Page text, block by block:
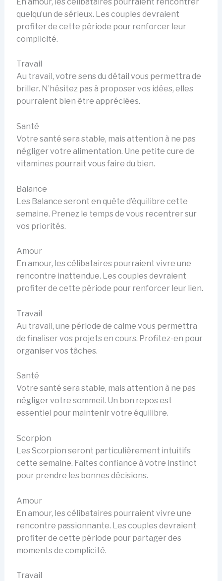
quelqu’un de sérieux. Les couples devraient
profiter de cette période pour renforcer leur
complicité.
Travail
Au travail, votre sens du détail vous permettra de
briller. N’hésitez pas à proposer vos idées, elles
pourraient bien être appréciées.
Santé
Votre santé sera stable, mais attention à ne pas
négliger votre alimentation. Une petite cure de
vitamines pourrait vous faire du bien.
Balance
Les Balance seront en quête d’équilibre cette
semaine. Prenez le temps de vous recentrer sur
vos priorités.
Amour
En amour, les célibataires pourraient vivre une
rencontre inattendue. Les couples devraient
profiter de cette période pour renforcer leur lien.
Travail
Au travail, une période de calme vous permettra
de finaliser vos projets en cours. Profitez-en pour
organiser vos tâches.
Santé
Votre santé sera stable, mais attention à ne pas
négliger votre sommeil. Un bon repos est
essentiel pour maintenir votre équilibre.
Scorpion
Les Scorpion seront particulièrement intuitifs
cette semaine. Faites confiance à votre instinct
pour prendre les bonnes décisions.
Amour
En amour, les célibataires pourraient vivre une
rencontre passionnante. Les couples devraient
profiter de cette période pour partager des
moments de complicité.
Travail